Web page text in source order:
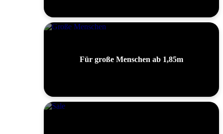
Für große Menschen ab 1,85m